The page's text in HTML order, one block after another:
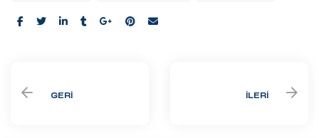
Share:
GERI İLERI